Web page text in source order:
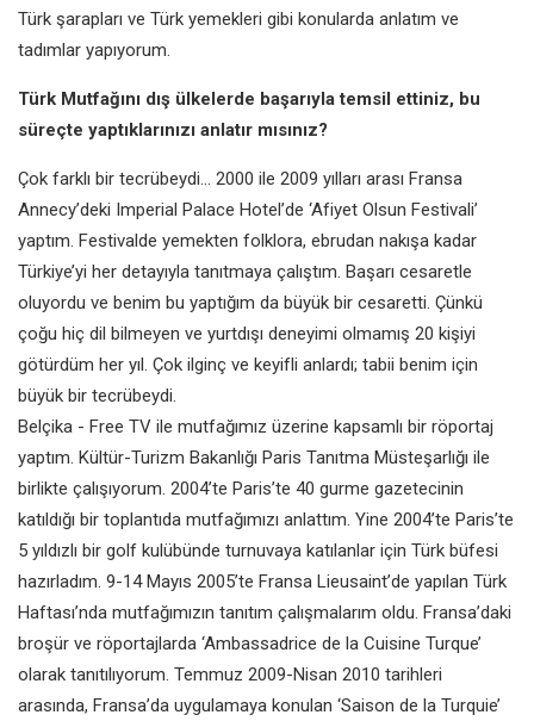
Türk şarapları ve Türk yemekleri gibi konularda anlatım ve
tadımlar yapıyorum.
Türk Mutfağını dış ülkelerde başarıyla temsil ettiniz, bu
süreçte yaptıklarınızı anlatır mısınız?
Çok farklı bir tecrübeydi… 2000 ile 2009 yılları arası Fransa
Annecy’deki Imperial Palace Hotel’de ‘Afiyet Olsun Festivali’
yaptım. Festivalde yemekten folklora, ebrudan nakışa kadar
Türkiye’yi her detayıyla tanıtmaya çalıştım. Başarı cesaretle
oluyordu ve benim bu yaptığım da büyük bir cesaretti. Çünkü
çoğu hiç dil bilmeyen ve yurtdışı deneyimi olmamış 20 kişiyi
götürdüm her yıl. Çok ilginç ve keyifli anlardı; tabii benim için
büyük bir tecrübeydi.
Belçika - Free TV ile mutfağımız üzerine kapsamlı bir röportaj
yaptım. Kültür-Turizm Bakanlığı Paris Tanıtma Müsteşarlığı ile
birlikte çalışıyorum. 2004’te Paris’te 40 gurme gazetecinin
katıldığı bir toplantıda mutfağımızı anlattım. Yine 2004’te Paris’te
5 yıldızlı bir golf kulübünde turnuvaya katılanlar için Türk büfesi
hazırladım. 9-14 Mayıs 2005’te Fransa Lieusaint’de yapılan Türk
Haftası’nda mutfağımızın tanıtım çalışmalarım oldu. Fransa’daki
broşür ve röportajlarda ‘Ambassadrice de la Cuisine Turque’
olarak tanıtılıyorum. Temmuz 2009-Nisan 2010 tarihleri
arasında, Fransa’da uygulamaya konulan ‘Saison de la Turquie’